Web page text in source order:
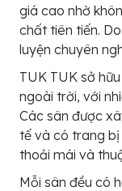
giá cao nhờ
chất tiên tiến.
luyện chuyên
TUK TUK sở
ngoài trời, với
Các sân được
tế và có trang
thoải mái và
Mỗi sân đều có